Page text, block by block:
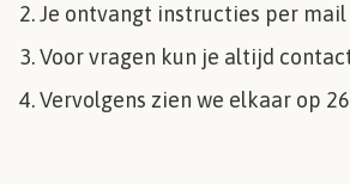
Je ontvangt instructies per mail
Voor vragen kun je altijd
Vervolgens zien we elkaar op